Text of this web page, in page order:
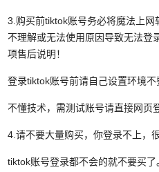
3.购买前tiktok账号务必将魔法上
不理解或无法使用原因导致无法登
项售后说明！
登录tiktok账号前请自己设置环境
不懂技术，需测试账号请直接网页
4.请不要大量购买，你登录不上，
tiktok账号登录都不会的就不要买